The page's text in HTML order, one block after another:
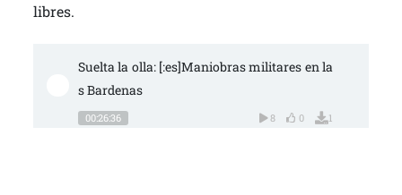
libres.
Suelta la olla: [:es]Maniobras militares en la
s Bardenas
00:26:36 8 0 1